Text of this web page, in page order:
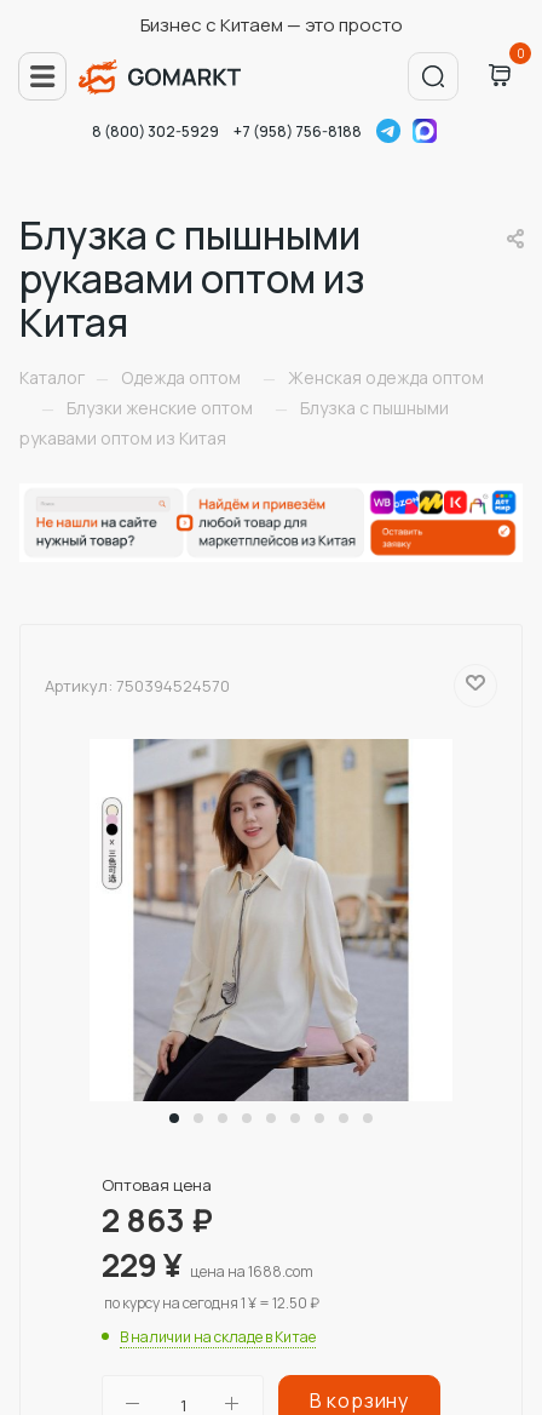
Бизнес с Китаем — это просто
0
8 (800) 302-5929 +7 (958) 756-8188
Блузка с пышными
рукавами оптом из
Китая
Каталог — Одежда оптом —
Женская одежда оптом
—
Блузки женские оптом —
Блузка с пышными
рукавами оптом из Китая
Артикул: 750394524570
Оптовая цена
2 863 ₽
229¥ цена на 1688.com
по курсу на сегодня 1 ¥ = 12.50 ₽
В наличии на складе в Китае
В корзину